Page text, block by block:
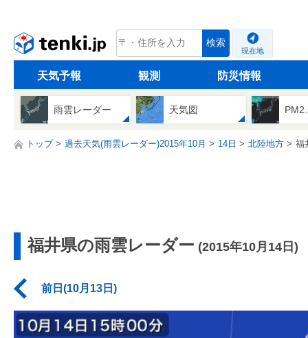
tenki.jp 検索
現在地
天気予報 観測 防災情報
雨雲レーダー 天気図
トップ 過去天気(雨雲レーダー)2015年10月 14日 北陸地方 福
福井県の雨雲レーダー (2015年10月14日)
前日(10月13日)